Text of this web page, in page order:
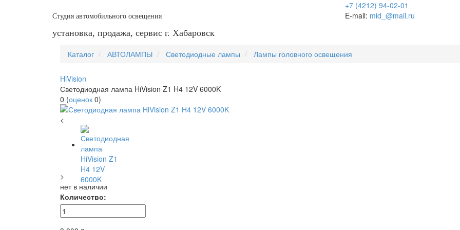
Студия автомобильного освещения
установка, продажа, сервис г. Хабаровск
+7 (4212) 94-02-01
E-mail: mid_@mail.ru
Каталог АВТОЛАМПЫ Светодиодные лампы Лампы головного освещения
HiVision
Светодиодная лампа HiVision Z1 H4 12V 6000K
0 (оценок 0)
<
>
нет в наличии
Количество: